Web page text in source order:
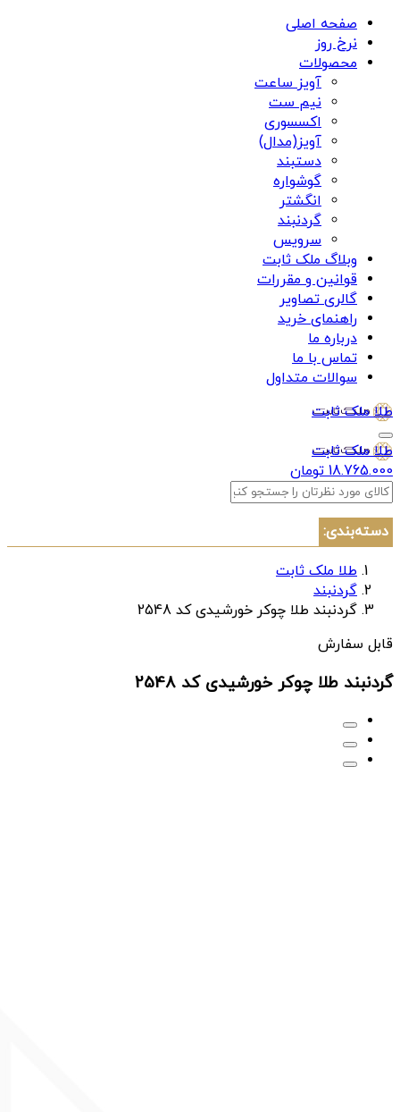
صفحه اصلی
نرخ روز
محصولات
آویز ساعت
نیم ست
اکسسوری
آویز(مدال)
دستبند
گوشواره
انگشتر
گردنبند
سرویس
وبلاگ ملک ثابت
قوانین و مقررات
گالری تصاویر
راهنمای خرید
درباره ما
تماس با ما
سوالات متداول
طلا ملک ثابت
طلا ملک ثابت
18.765.000 تومان
دسته‌بندی:
طلا ملک ثابت
گردنبند
گردنبند طلا چوکر خورشیدی کد 2548
قابل سفارش
گردنبند طلا چوکر خورشیدی کد 2548